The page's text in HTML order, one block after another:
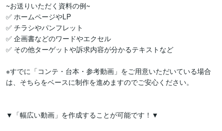
~お送りいただく資料の例~
✅ ホームページやLP
✅ チラシやパンフレット
✅ 企画書などのワードやエクセル
✅ その他ターゲットや訴求内容が分かるテキストなど
※すでに「コンテ・台本・参考動画」をご用意いただいている場合
は、そちらをベースに制作を進めますのでご安心ください。
▼「幅広い動画」を作成することが可能です！▼